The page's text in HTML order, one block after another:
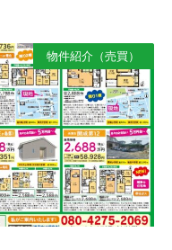
物件紹介（売買）